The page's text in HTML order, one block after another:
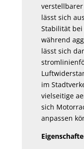
lässt sich
Stabilität
während
lässt sich
im
vielseitige
sich
anpassen